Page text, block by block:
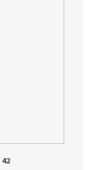
42